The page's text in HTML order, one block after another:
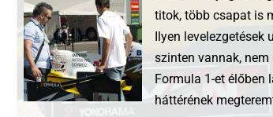
titok, több csapat is
Ilyen levelezgetések
szinten vannak,
Formula 1-et élőben
háttérének